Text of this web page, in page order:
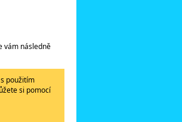
vám následně
použitím
si pomocí